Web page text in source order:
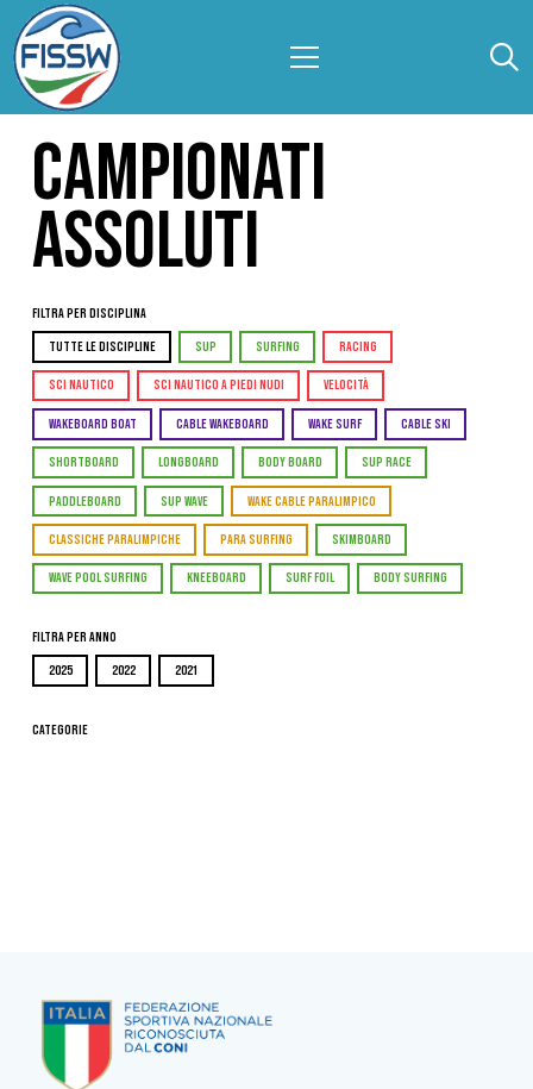
CAMPIONATI
ASSOLUTI
Filtra per Disciplina
TUTTE LE DISCIPLINE SUP SURFING RACING
SCI NAUTICO SCI NAUTICO A PIEDI NUDI VELOCITÀ
WAKEBOARD BOAT CABLE WAKEBOARD WAKE SURF CABLE SKI
SHORTBOARD LONGBOARD BODY BOARD SUP RACE
PADDLEBOARD SUP WAVE WAKE CABLE PARALIMPICO
CLASSICHE PARALIMPICHE PARA SURFING SKIMBOARD
WAVE POOL SURFING KNEEBOARD SURF FOIL BODY SURFING
Filtra per Anno
2025 2022 2021
Categorie